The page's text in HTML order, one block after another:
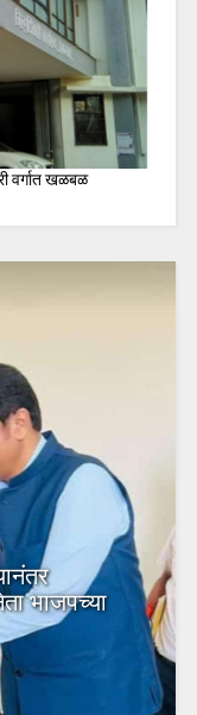
वर्गात खळबळ
भाजपच्या